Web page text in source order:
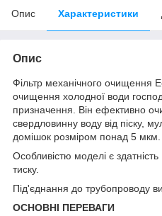
Опис Характеристики
Опис
Фільтр механічного очищення
очищення холодної води
призначення. Він ефективно
свердловинну воду від піску,
домішок розміром понад 5 мкм.
Особливістю моделі є
тиску.
Під'єднання до трубопроводу
ОСНОВНІ ПЕРЕВАГИ